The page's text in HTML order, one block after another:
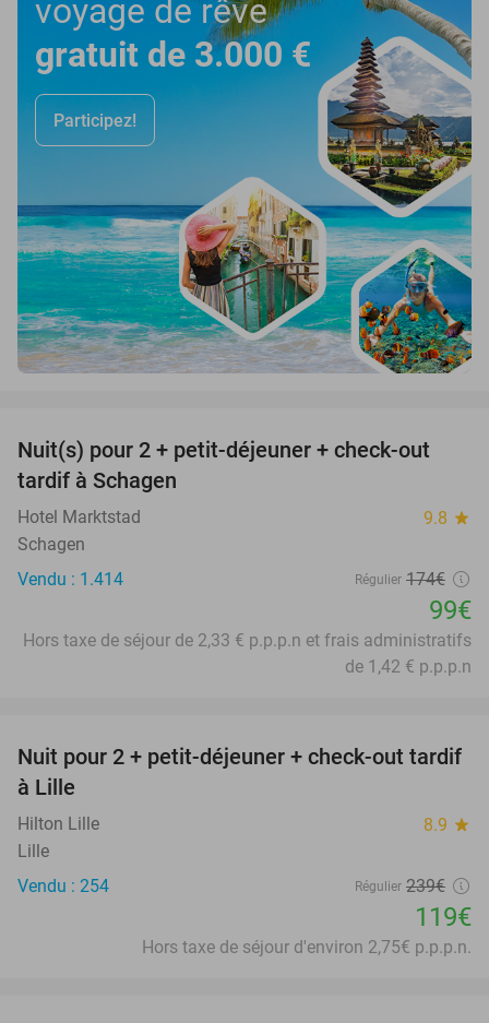
voyage de rêve
gratuit de 3.000 €
Participez!
43%
Nuit(s) pour 2 + petit-déjeuner + check-out
tardif à Schagen
Hotel Marktstad 9.8 star
Schagen
Vendu : 1.414
Régulier 174€
99€
Hors taxe de séjour de 2,33 € p.p.p.n et frais administratifs
de 1,42 € p.p.p.n
50%
Nuit pour 2 + petit-déjeuner + check-out tardif
à Lille
Hilton Lille 8.9 star
Lille
Vendu : 254
Régulier 239€
119€
Hors taxe de séjour d'environ 2,75€ p.p.p.n.